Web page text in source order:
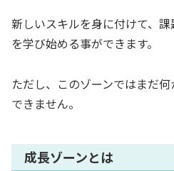
新しいスキルを身に付けて、
を学び始める事ができます。
ただし、このゾーンではまだ
できません。
成長ゾーンとは